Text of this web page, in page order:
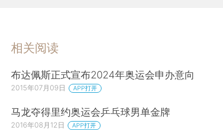
相关阅读
布达佩斯正式宣布2024年奥运会申办意向
2015年07月09日 APP打开
马龙夺得里约奥运会乒乓球男单金牌
2016年08月12日 APP打开